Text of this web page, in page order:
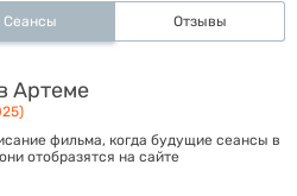
Сеансы Отзывы
Артеме
фильма, когда будущие сеансы в
отобразятся на сайте